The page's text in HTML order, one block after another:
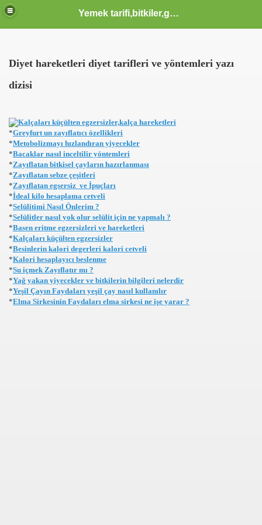
Yemek tarifi,bitkiler,güzellik sağlık,burçlar,sözler
Diyet hareketleri diyet tarifleri ve yöntemleri yazı
dizisi
*Greyfurt un zayıflatıcı özellikleri
*Metobolizmayı hızlandıran yiyecekler
*Bacaklar nasıl inceltilir yöntemleri
*Zayıflatan bitkisel çayların hazırlanması
*Zayıflatan sebze çeşitleri
*Zayıflatan egsersiz ve İpuçları
*İdeal kilo hesaplama cetveli
*Selülitimi Nasıl Önlerim ?
*Selülitler nasıl yok olur selülit için ne yapmalı ?
*Basen eritme egzersizleri ve hareketleri
*Kalçaları küçülten egzersizler
*Besinlerin kalori degerleri kalori cetveli
*Kalori hesaplayıcı beslenme
*Su içmek Zayıflatır mı ?
*Yağ yakan yiyecekler ve bitkilerin bilgileri nelerdir
*Yeşil Çayın Faydaları yeşil çay nasıl kullanılır
*Elma Sirkesinin Faydaları elma sirkesi ne işe yarar ?
HTML KODLARI CSS KODLARI MENUSU
HZ MUHAMMED S.A.V HAYATI OLUM VE OTESI
YAZILAR KOMIK FIKRALAR KARIKATUR
VE TARIHI VIDEOLAR SAYFASI KLIPLER IZLE
EN YENİ KLİPLER, TÜRKÇE POP KLİPLER,
ONLINE RADYO DINLE CANLI MUZIK